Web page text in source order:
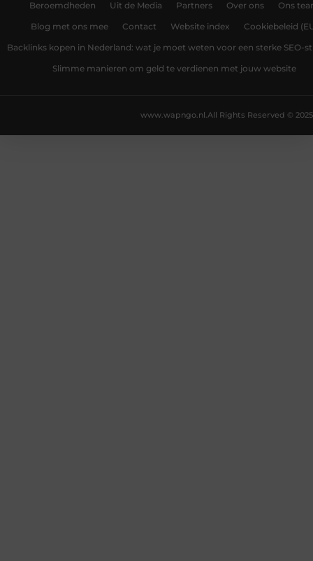
Beroemdheden Uit de Media Partners Over ons Ons
Blog met ons mee Contact Website index Cookiebeleid
Backlinks kopen in Nederland: wat je moet weten voor een sterke SEO-
Slimme manieren om geld te verdienen met jouw website
All Rights Reserved © 2025
www.wapngo.nl.